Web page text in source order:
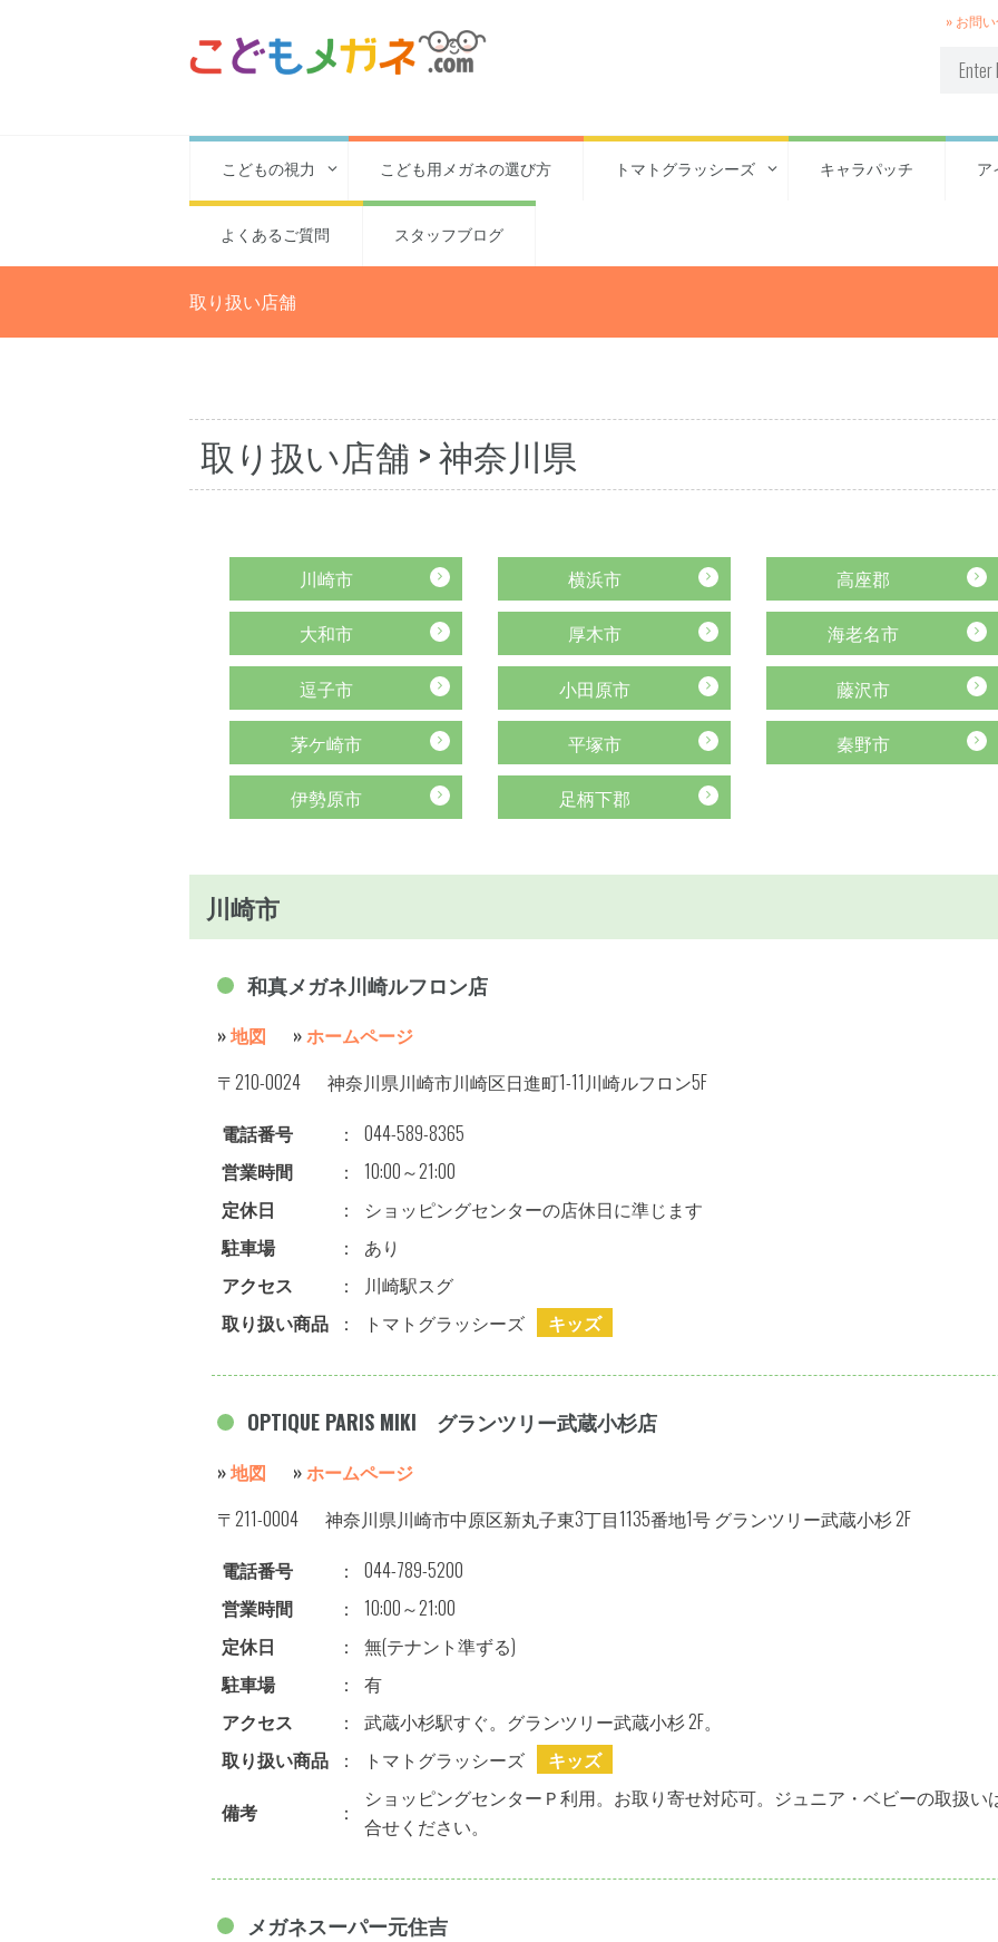
» お問
こどもの視力 こども用メガネの選び方 トマトグラッシーズ キャラパッチ ア
よくあるご質問 スタッフブログ
取り扱い店舗
取り扱い店舗 > 神奈川県
川崎市 横浜市 高座郡
大和市 厚木市 海老名市
逗子市 小田原市 藤沢市
茅ケ崎市 平塚市 秦野市
伊勢原市 足柄下郡
川崎市
和真メガネ川崎ルフロン店
»地図 »ホームページ
〒210-0024
神奈川県川崎市川崎区日進町1-11川崎ルフロン5F
電話番号
：
044-589-8365
営業時間
：
10:00～21:00
定休日
：
ショッピングセンターの店休日に準じます
駐車場
：
あり
アクセス
：
川崎駅スグ
取り扱い商品
： トマトグラッシーズ キッズ
OPTIQUE PARIS MIKI グランツリー武蔵小杉店
»地図 »ホームページ
〒211-0004
神奈川県川崎市中原区新丸子東3丁目1135番地1号 グランツリー武蔵小杉 2F
電話番号
：
044-789-5200
営業時間
：
10:00～21:00
定休日
：
無(テナント準ずる)
駐車場
：
有
アクセス
：
武蔵小杉駅すぐ。グランツリー武蔵小杉 2F。
取り扱い商品
： トマトグラッシーズ
キッズ
備考
：
ショッピングセンターＰ利用。お取り寄せ対応可。ジュニア・ベビーの取扱い
合せください。
メガネスーパー元住吉